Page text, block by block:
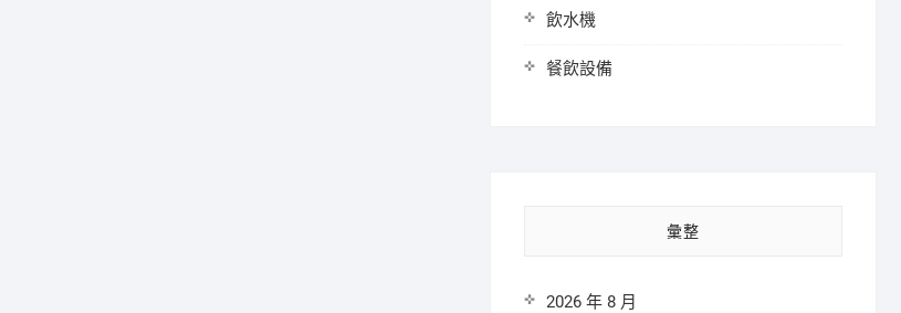
飲水機
餐飲設備
彙整
2026 年 8 月